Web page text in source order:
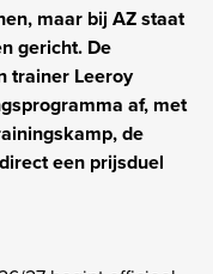
maar bij AZ staat
gericht. De
trainer Leeroy
af, met
de
een prijsduel